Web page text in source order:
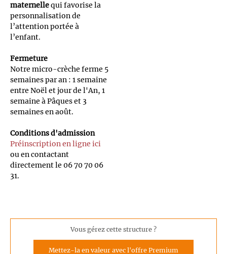
maternellequi favorise la
personnalisation de
l’attention portée à
l’enfant.
Fermeture
Notre micro-crèche ferme 5
semaines par an : 1 semaine
entre Noël et jour de l'An, 1
semaine à Pâques et 3
semaines en août.
Conditions d'admission
Préinscription en ligne ici
ou en contactant
directement le 06 70 70 06
31.
Vous gérez cette structure ?
Mettez-la en valeur avec l'offre Premium